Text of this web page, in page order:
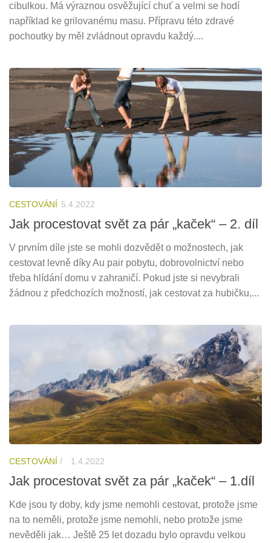
cibulkou. Má výraznou osvěžující chuť a velmi se hodí
například ke grilovanému masu. Přípravu této zdravé
pochoutky by měl zvládnout opravdu každý....
CESTOVÁNÍ 5.4.2022
Jak procestovat svět za pár „kaček“ – 2. díl
V prvním díle jste se mohli dozvědět o možnostech, jak
cestovat levně díky Au pair pobytu, dobrovolnictví nebo
třeba hlídání domu v zahraničí. Pokud jste si nevybrali
žádnou z předchozích možností, jak cestovat za hubičku,...
CESTOVÁNÍ / 1.4.2022
Jak procestovat svět za pár „kaček“ – 1.díl
Kde jsou ty doby, kdy jsme nemohli cestovat, protože jsme
na to neměli, protože jsme nemohli, nebo protože jsme
nevěděli jak… Ještě 25 let dozadu bylo opravdu velkou